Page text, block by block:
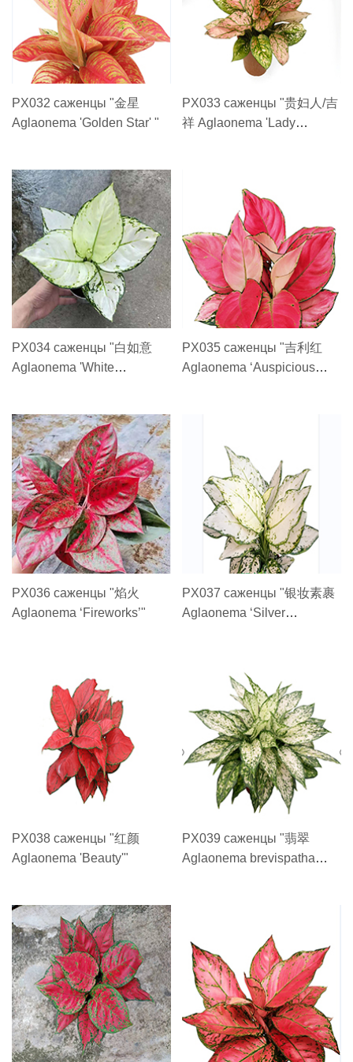
PX032 саженцы "金星
Aglaonema 'Golden Star' "
PX033 саженцы "贵妇人/吉
祥 Aglaonema 'Lady
PX034 саженцы "白如意
Aglaonema 'White
PX035 саженцы "吉利红
Aglaonema ‘Auspicious
PX036 саженцы "焰火
Aglaonema ‘Fireworks’"
PX037 саженцы "银妆素裹
Aglaonema ‘Silver
PX038 саженцы "红颜
Aglaonema 'Beauty'"
PX039 саженцы "翡翠
Aglaonema brevispatha